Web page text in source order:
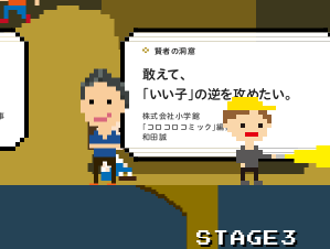
賢者の洞窟
敢えて、
｢いい子｣の逆を攻めたい。
株式会社小学館
｢コロコロコミック｣編集長
和田誠
STAGE3